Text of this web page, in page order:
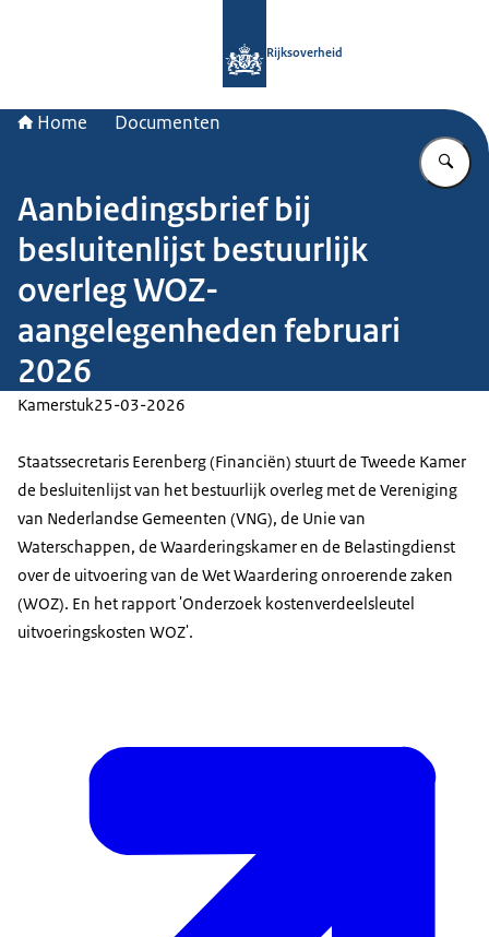
Rijksoverheid
Home Documenten
Aanbiedingsbrief bij
besluitenlijst bestuurlijk
overleg WOZ-
aangelegenheden februari
2026
Kamerstuk25-03-2026
Staatssecretaris Eerenberg (Financiën) stuurt de Tweede Kamer
de besluitenlijst van het bestuurlijk overleg met de Vereniging
van Nederlandse Gemeenten (VNG), de Unie van
Waterschappen, de Waarderingskamer en de Belastingdienst
over de uitvoering van de Wet Waardering onroerende zaken
(WOZ). En het rapport 'Onderzoek kostenverdeelsleutel
uitvoeringskosten WOZ'.